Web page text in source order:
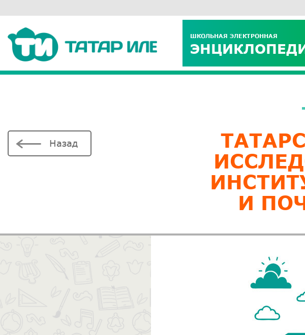
ШКОЛЬНАЯ ЭЛЕКТРОННАЯ
Назад
И